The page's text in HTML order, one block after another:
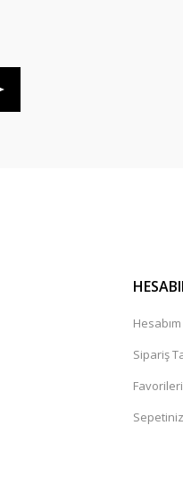
Hesabım
Sipariş
Sepetiniz